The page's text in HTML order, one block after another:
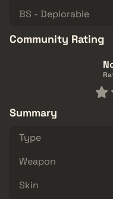
BS - Deplorable
Community Rating
Summary
Type
Weapon
Skin